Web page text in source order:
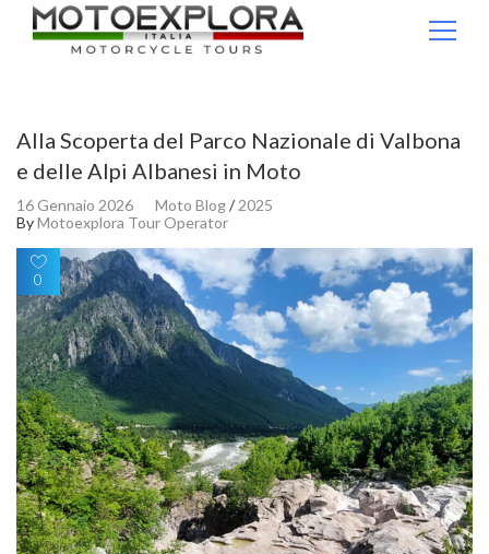
Alla Scoperta del Parco Nazionale di Valbona
e delle Alpi Albanesi in Moto
16 Gennaio 2026 Moto Blog/2025
ByMotoexplora Tour Operator
0